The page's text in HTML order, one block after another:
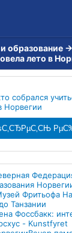
образование →
лето в
собрался
Норвегии
Фритьофа
Танзании
Фоссбакк:
- Kunstfyret